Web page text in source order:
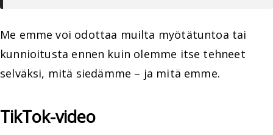
Me emme voi odottaa muilta myötätuntoa tai
kunnioitusta ennen kuin olemme itse tehneet
selväksi, mitä siedämme – ja mitä emme.
TikTok-video